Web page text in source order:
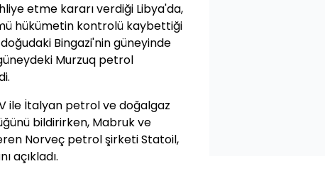
etme kararı verdiği Libya'da,
hükümetin kontrolü kaybettiği
Bingazi'nin güneyinde
Murzuq petrol
ile İtalyan petrol ve doğalgaz
bildirirken, Mabruk ve
Norveç petrol şirketi Statoil,
açıkladı.